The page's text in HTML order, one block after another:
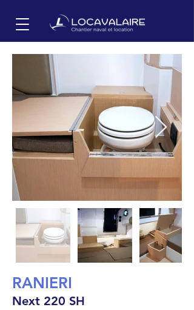
RANIERI
Next 220 SH